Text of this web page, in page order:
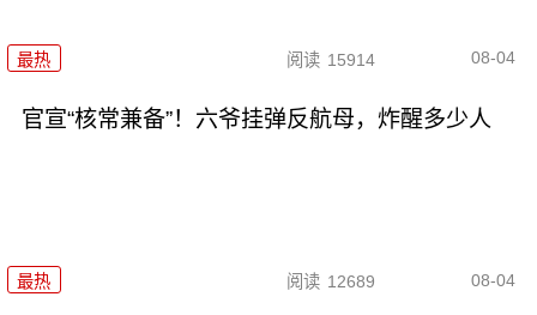
最热 阅读 15914 08-04
官宣“核常兼备”！六爷挂弹反航母，炸醒多少人
最热 阅读 12689 08-04